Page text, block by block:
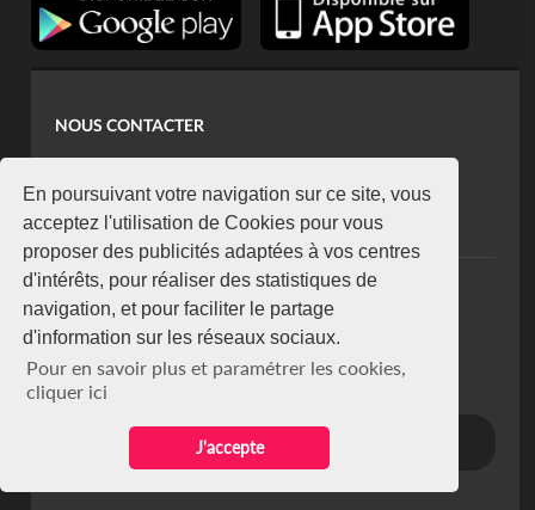
En poursuivant votre navigation sur ce site, vous
acceptez l'utilisation de Cookies pour vous
proposer des publicités adaptées à vos centres
d'intérêts, pour réaliser des statistiques de
navigation, et pour faciliter le partage
d'information sur les réseaux sociaux.
Pour en savoir plus et paramétrer les cookies,
cliquer ici
J'accepte
NOUS CONTACTER
koaci@yahoo.fr
+225 07 08 85 52 93
NEWSLETTER
Restez connecté via notre newsletter
S'abonner
Se désabonner